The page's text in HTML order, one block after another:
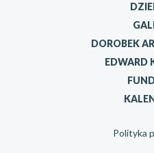
DOROBEK
EDWARD
Polityka